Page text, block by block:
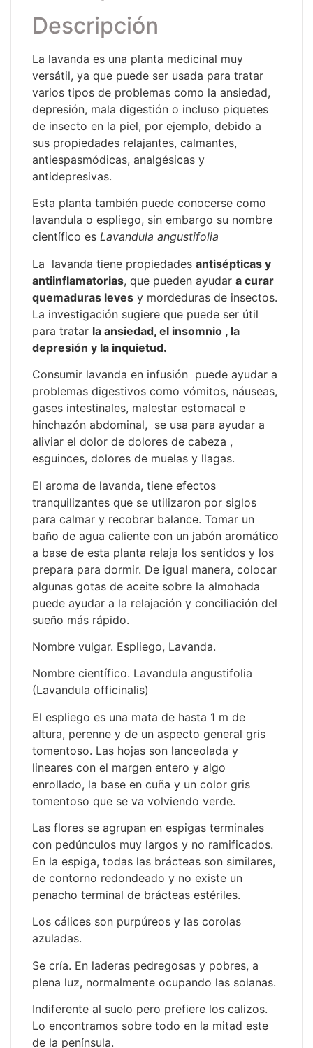
Descripción
La lavanda es una planta medicinal muy
versátil, ya que puede ser usada para tratar
varios tipos de problemas como la ansiedad,
depresión, mala digestión o incluso piquetes
de insecto en la piel, por ejemplo, debido a
sus propiedades relajantes, calmantes,
antiespasmódicas, analgésicas y
antidepresivas.
Esta planta también puede conocerse como
lavandula o espliego, sin embargo su nombre
científico es Lavandula angustifolia
La lavanda tiene propiedades antisépticas y
antiinflamatorias, que pueden ayudar a curar
quemaduras leves y mordeduras de insectos.
La investigación sugiere que puede ser útil
para tratar la ansiedad, el insomnio , la
depresión y la inquietud.
Consumir lavanda en infusión puede ayudar a
problemas digestivos como vómitos, náuseas,
gases intestinales, malestar estomacal e
hinchazón abdominal, se usa para ayudar a
aliviar el dolor de dolores de cabeza ,
esguinces, dolores de muelas y llagas.
El aroma de lavanda, tiene efectos
tranquilizantes que se utilizaron por siglos
para calmar y recobrar balance. Tomar un
baño de agua caliente con un jabón aromático
a base de esta planta relaja los sentidos y los
prepara para dormir. De igual manera, colocar
algunas gotas de aceite sobre la almohada
puede ayudar a la relajación y conciliación del
sueño más rápido.
Nombre vulgar. Espliego, Lavanda.
Nombre científico. Lavandula angustifolia
(Lavandula officinalis)
El espliego es una mata de hasta 1 m de
altura, perenne y de un aspecto general gris
tomentoso. Las hojas son lanceolada y
lineares con el margen entero y algo
enrollado, la base en cuña y un color gris
tomentoso que se va volviendo verde.
Las flores se agrupan en espigas terminales
con pedúnculos muy largos y no ramificados.
En la espiga, todas las brácteas son similares,
de contorno redondeado y no existe un
penacho terminal de brácteas estériles.
Los cálices son purpúreos y las corolas
azuladas.
Se cría. En laderas pedregosas y pobres, a
plena luz, normalmente ocupando las solanas.
Indiferente al suelo pero prefiere los calizos.
Lo encontramos sobre todo en la mitad este
de la península.